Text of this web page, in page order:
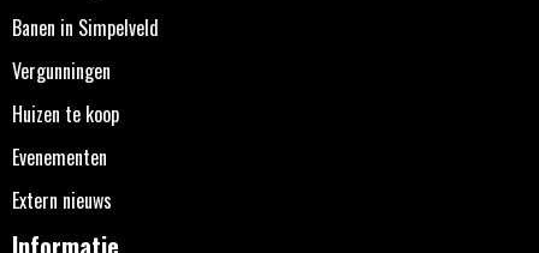
Banen in Simpelveld
Vergunningen
Huizen te koop
Evenementen
Extern nieuws
Informatie